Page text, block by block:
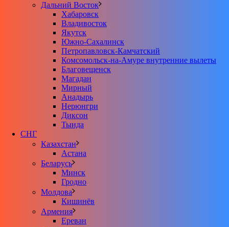
Дальний Восток
Хабаровск
Владивосток
Якутск
Южно-Сахалинск
Петропавловск-Камчатский
Комсомольск-на-Амуре внутренние вылеты
Благовещенск
Магадан
Мирный
Анадырь
Нерюнгри
Диксон
Тында
СНГ
Казахстан
Астана
Беларусь
Минск
Гродно
Молдова
Кишинёв
Армения
Ереван